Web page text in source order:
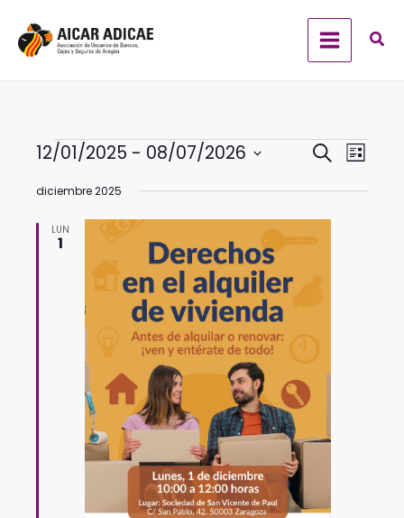
contenido
Eventos
Navegación
búsqueda
Eventos
Buscar
vistas
Lista
12/01/2025 - 08/07/2026
la
diciembre 2025
LUN
1